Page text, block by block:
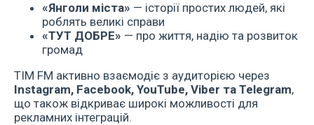
«Янголи міста» — історії простих людей, які
роблять великі справи
«ТУТ ДОБРЕ» — про життя, надію та розвиток
громад
ТІМ FM активно взаємодіє з аудиторією через
Instagram, Facebook, YouTube, Viber та Telegram,
що також відкриває широкі можливості для
рекламних інтеграцій.